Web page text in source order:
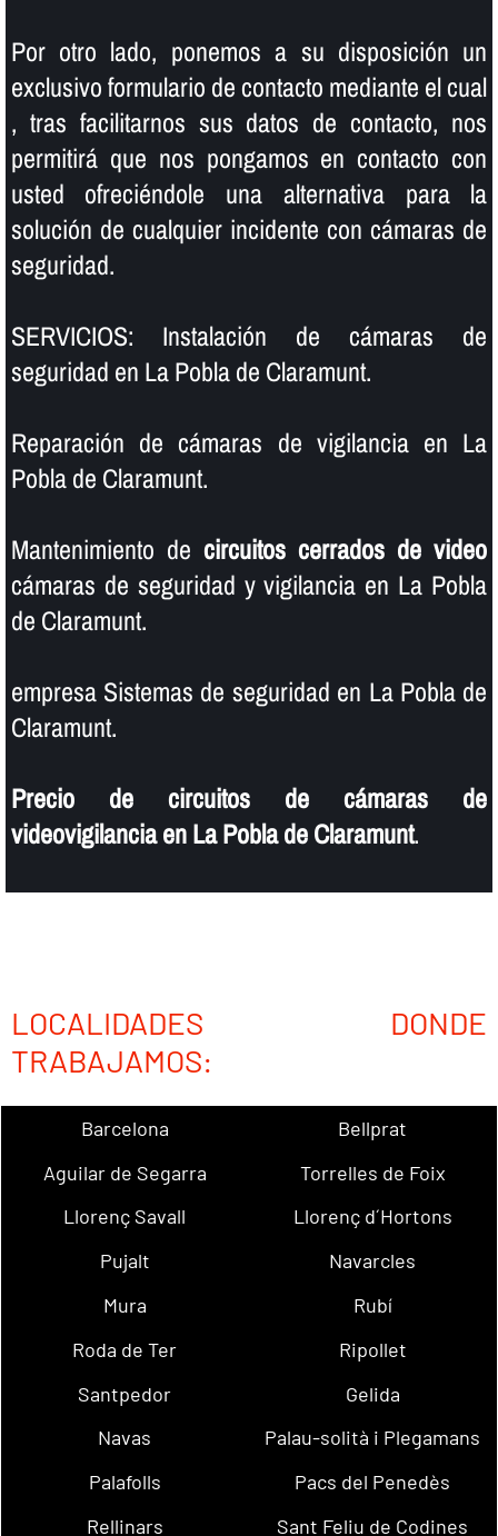
Por otro lado, ponemos a su disposición un
exclusivo formulario de contacto mediante el cual
, tras facilitarnos sus datos de contacto, nos
permitirá que nos pongamos en contacto con
usted ofreciéndole una alternativa para la
solución de cualquier incidente con cámaras de
seguridad.
SERVICIOS: Instalación de cámaras de
seguridad en La Pobla de Claramunt.
Reparación de cámaras de vigilancia en La
Pobla de Claramunt.
Mantenimiento de circuitos cerrados de video
cámaras de seguridad y vigilancia en La Pobla
de Claramunt.
empresa Sistemas de seguridad en La Pobla de
Claramunt.
Precio de circuitos de cámaras de
videovigilancia en La Pobla de Claramunt.
LOCALIDADES DONDE
TRABAJAMOS:
Barcelona
Bellprat
Aguilar de Segarra
Torrelles de Foix
Llorenç Savall
Llorenç d´Hortons
Pujalt
Navarcles
Mura
Rubí
Roda de Ter
Ripollet
Santpedor
Gelida
Navas
Palau-solità i Plegamans
Palafolls
Pacs del Penedès
Rellinars
Sant Feliu de Codines